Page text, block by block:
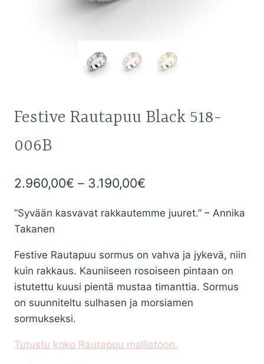
Festive Rautapuu Black 518-
006B
2.960,00€ – 3.190,00€
”Syvään kasvavat rakkautemme juuret.” – Annika
Takanen
Festive Rautapuu sormus on vahva ja jykevä, niin
kuin rakkaus. Kauniiseen rosoiseen pintaan on
istutettu kuusi pientä mustaa timanttia. Sormus
on suunniteltu sulhasen ja morsiamen
sormukseksi.
Tutustu koko Rautapuu mallistoon.